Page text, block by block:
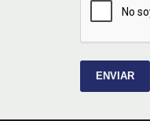
ENVIAR